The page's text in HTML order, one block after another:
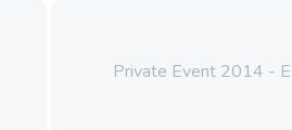
Private Event 2014 -